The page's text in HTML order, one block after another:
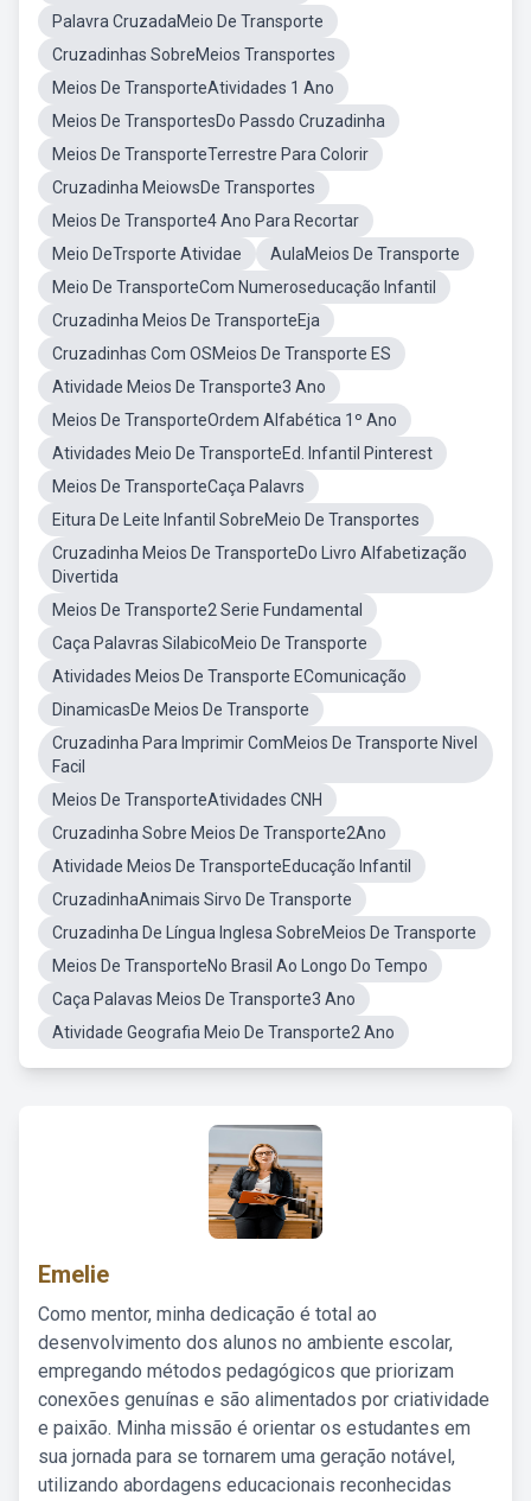
Palavra CruzadaMeio De Transporte
Cruzadinhas SobreMeios Transportes
Meios De TransporteAtividades 1 Ano
Meios De TransportesDo Passdo Cruzadinha
Meios De TransporteTerrestre Para Colorir
Cruzadinha MeiowsDe Transportes
Meios De Transporte4 Ano Para Recortar
Meio DeTrsporte Atividae
AulaMeios De Transporte
Meio De TransporteCom Numeroseducação Infantil
Cruzadinha Meios De TransporteEja
Cruzadinhas Com OSMeios De Transporte ES
Atividade Meios De Transporte3 Ano
Meios De TransporteOrdem Alfabética 1º Ano
Atividades Meio De TransporteEd. Infantil Pinterest
Meios De TransporteCaça Palavrs
Eitura De Leite Infantil SobreMeio De Transportes
Cruzadinha Meios De TransporteDo Livro Alfabetização
Divertida
Meios De Transporte2 Serie Fundamental
Caça Palavras SilabicoMeio De Transporte
Atividades Meios De Transporte EComunicação
DinamicasDe Meios De Transporte
Cruzadinha Para Imprimir ComMeios De Transporte Nivel
Facil
Meios De TransporteAtividades CNH
Cruzadinha Sobre Meios De Transporte2Ano
Atividade Meios De TransporteEducação Infantil
CruzadinhaAnimais Sirvo De Transporte
Cruzadinha De Língua Inglesa SobreMeios De Transporte
Meios De TransporteNo Brasil Ao Longo Do Tempo
Caça Palavas Meios De Transporte3 Ano
Atividade Geografia Meio De Transporte2 Ano
Emelie
Como mentor, minha dedicação é total ao
desenvolvimento dos alunos no ambiente escolar,
empregando métodos pedagógicos que priorizam
conexões genuínas e são alimentados por criatividade
e paixão. Minha missão é orientar os estudantes em
sua jornada para se tornarem uma geração notável,
utilizando abordagens educacionais reconhecidas